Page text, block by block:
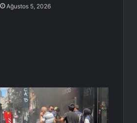
Ağustos 5, 2026